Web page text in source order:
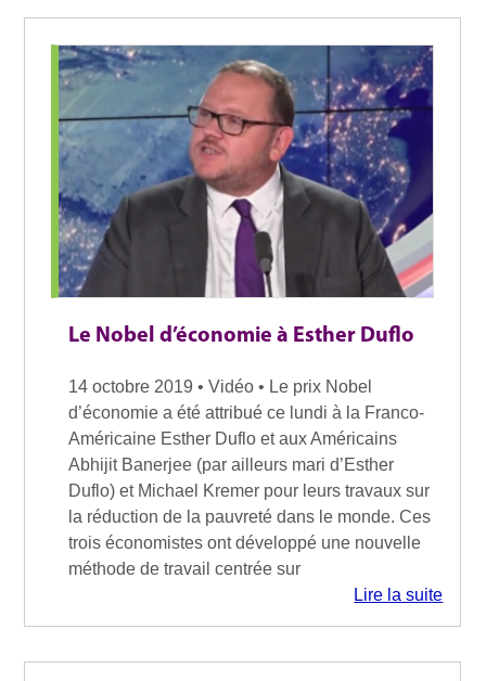
Le Nobel d’économie à Esther Duflo
14 octobre 2019 • Vidéo • Le prix Nobel
d’économie a été attribué ce lundi à la Franco-
Américaine Esther Duflo et aux Américains
Abhijit Banerjee (par ailleurs mari d’Esther
Duflo) et Michael Kremer pour leurs travaux sur
la réduction de la pauvreté dans le monde. Ces
trois économistes ont développé une nouvelle
méthode de travail centrée sur
Lire la suite